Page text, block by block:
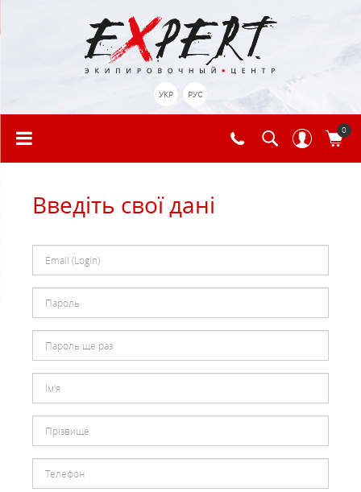
УКР РУС
0
Введіть свої дані